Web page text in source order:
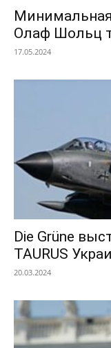
Олаф Шольц
17.05.2024
Die Grüne
TAURUS
20.03.2024